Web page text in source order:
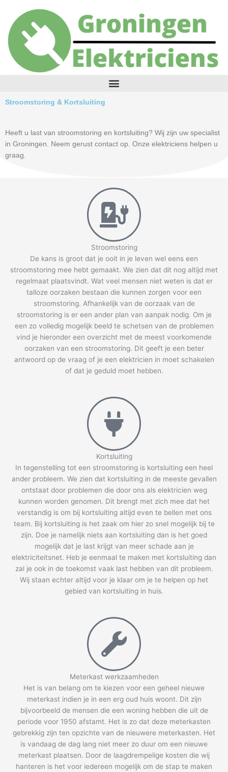
content
Stroomstoring & Kortsluiting
Heeft u last van stroomstoring en kortsluiting? Wij zijn uw specialist
in Groningen. Neem gerust contact op. Onze elektriciens helpen u
graag.
Stroomstoring
De kans is groot dat je ooit in je leven wel eens een
stroomstoring mee hebt gemaakt. We zien dat dit nog altijd met
regelmaat plaatsvindt. Wat veel mensen niet weten is dat er
talloze oorzaken bestaan die kunnen zorgen voor een
stroomstoring. Afhankelijk van de oorzaak van de
stroomstoring is er een ander plan van aanpak nodig. Om je
een zo volledig mogelijk beeld te schetsen van de problemen
vind je hieronder een overzicht met de meest voorkomende
oorzaken van een stroomstoring. Dit geeft je een beter
antwoord op de vraag of je een elektricien in moet schakelen
of dat je geduld moet hebben.
Kortsluiting
In tegenstelling tot een stroomstoring is kortsluiting een heel
ander probleem. We zien dat kortsluiting in de meeste gevallen
ontstaat door problemen die door ons als elektricien weg
kunnen worden genomen. Dit brengt met zich mee dat het
verstandig is om bij kortsluiting altijd even te bellen met ons
team. Bij kortsluiting is het zaak om hier zo snel mogelijk bij te
zijn. Doe je namelijk niets aan kortsluiting dan is het goed
mogelijk dat je last krijgt van meer schade aan je
elektriciteitsnet. Heb je eenmaal te maken met kortsluiting dan
zal je ook in de toekomst vaak last hebben van dit probleem.
Wij staan echter altijd voor je klaar om je te helpen op het
gebied van kortsluiting in huis.
Meterkast werkzaamheden
Het is van belang om te kiezen voor een geheel nieuwe
meterkast indien je in een erg oud huis woont. Dit zijn
bijvoorbeeld de mensen die een woning hebben die uit de
periode voor 1950 afstamt. Het is zo dat deze meterkasten
gebrekkig zijn ten opzichte van de nieuwere meterkasten. Het
is vandaag de dag lang niet meer zo duur om een nieuwe
meterkast plaatsen. Door de laagdrempelige kosten die wij
hanteren is het voor iedereen mogelijk om de stap te maken